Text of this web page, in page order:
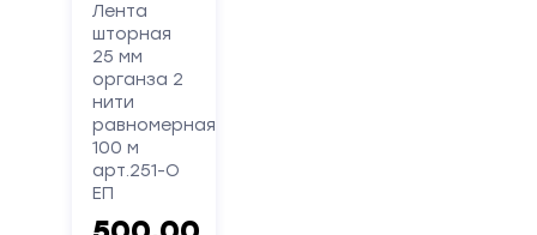
Лента
шторная
25 мм
органза 2
нити
равномерная
100 м
арт.251-О
ЕП